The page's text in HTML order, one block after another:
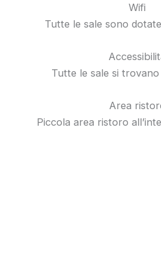
Wifi
Tutte le sale sono
Tutte le sale si
Area
Piccola area ristoro